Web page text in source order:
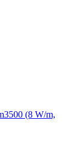
(8 W/m,